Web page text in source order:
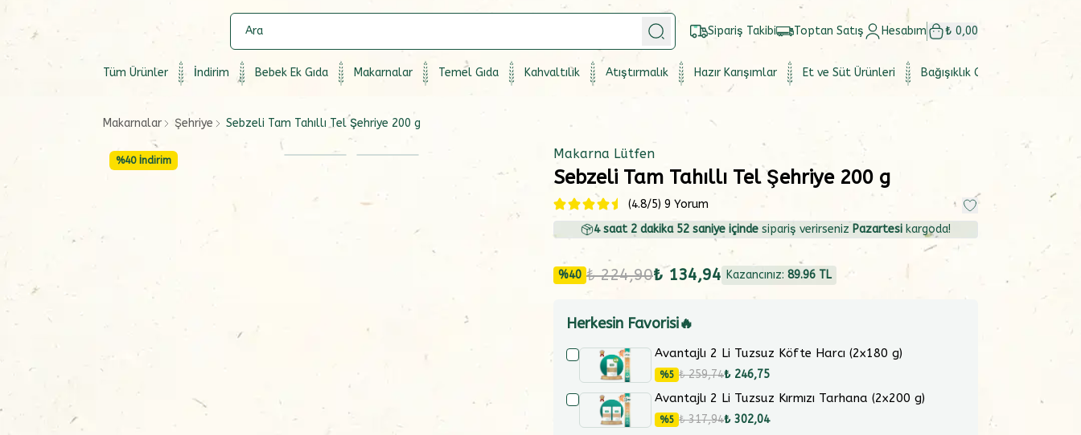
Sipariş Takibi Toptan Satış Hesabım ₺ 0,00
Tüm Ürünler İndirim Bebek Ek Gıda Makarnalar Temel Gıda Kahvaltılık Atıştırmalık Hazır Karışımlar Et ve Süt Ürünleri Bağışıklık Güçlendirici
Makarnalar Şehriye Sebzeli Tam Tahıllı Tel Şehriye 200 g
%40 İndirim Makarna Lütfen
Sebzeli Tam Tahıllı Tel Şehriye 200 g
(4.8/5) 9 Yorum
4saat 2 dakika 51 saniye içinde sipariş verirseniz Pazartesi kargoda!
%40 ₺ 224,90₺ 134,94 Kazancınız: 89.96 TL
Herkesin Favorisi🔥
Avantajlı 2 Li Tuzsuz Köfte Harcı (2x180 g)
%5 ₺ 259,74₺ 246,75
Avantajlı 2 Li Tuzsuz Kırmızı Tarhana (2x200 g)
%5 ₺ 317,94₺ 302,04